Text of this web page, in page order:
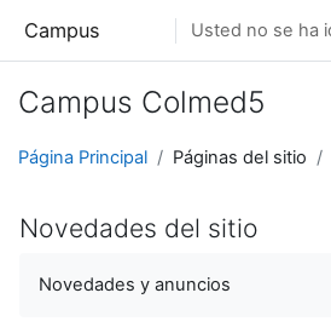
Campus Usted no se ha
Campus Colmed5
Página Principal Páginas del sitio
Novedades del sitio
Novedades y anuncios